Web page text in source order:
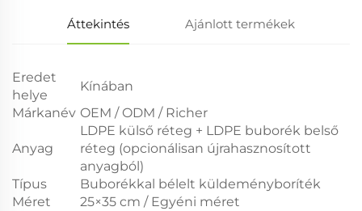
Áttekintés Ajánlott termékek
Eredet
helye
Kínában
Márkanév OEM / ODM / Richer
Anyag
LDPE külső réteg + LDPE buborék belső
réteg (opcionálisan újrahasznosított
anyagból)
Típus
Buborékkal bélelt küldeményboríték
Méret
25×35 cm / Egyéni méret